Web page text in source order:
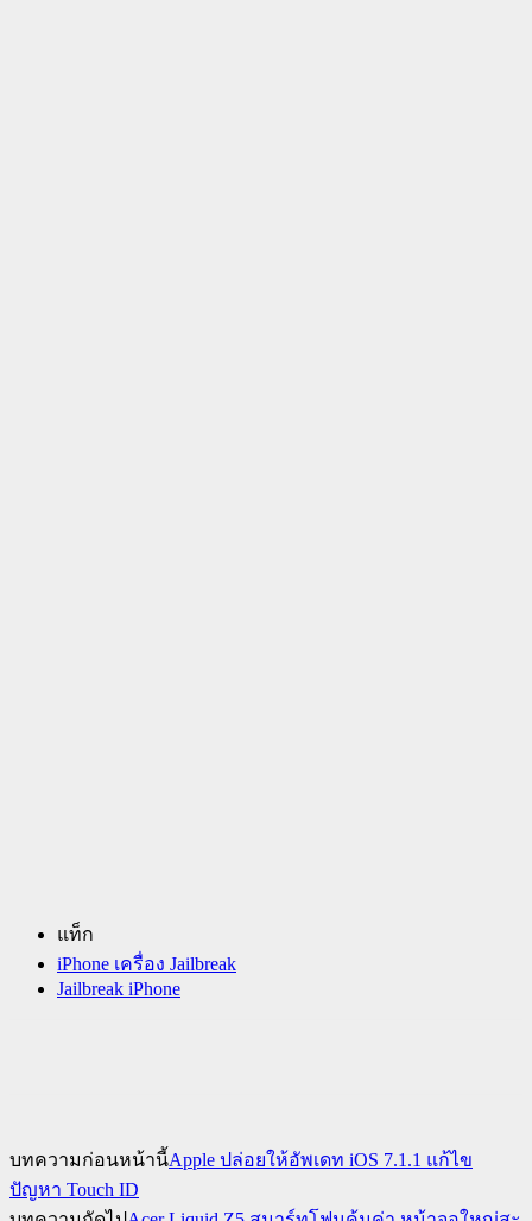
แท็ก
iPhone เครื่อง Jailbreak
Jailbreak iPhone
บทความก่อนหน้านี้Apple ปล่อยให้อัพเดท iOS 7.1.1 แก้ไข
ปัญหา Touch ID